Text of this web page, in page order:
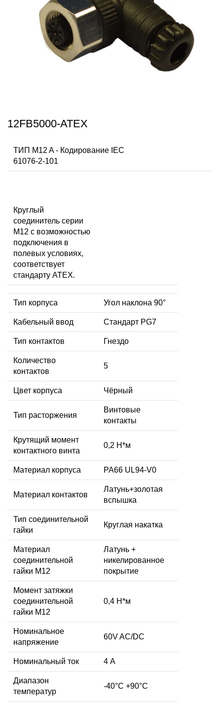
12FB5000-ATEX
ТИП M12 A - Кодирование IEC
61076-2-101
Круглый
соединитель серии
M12 с возможностью
подключения в
полевых условиях,
соответствует
стандарту ATEX.
Тип корпуса Угол наклона 90°
Кабельный ввод Стандарт PG7
Тип контактов Гнездо
Количество
контактов
5
Цвет корпуса Чёрный
Тип расторжения
Винтовые
контакты
Крутящий момент
контактного винта
0,2 Н*м
Материал корпуса PA66 UL94-V0
Материал контактов
Латунь+золотая
вспышка
Тип соединительной
гайки
Круглая накатка
Материал
соединительной
гайки M12
Латунь +
никелированное
покрытие
Момент затяжки
соединительной
гайки M12
0,4 Н*м
Номинальное
напряжение
60V AC/DC
Номинальный ток 4 А
Диапазон
температур
-40°C +90°C